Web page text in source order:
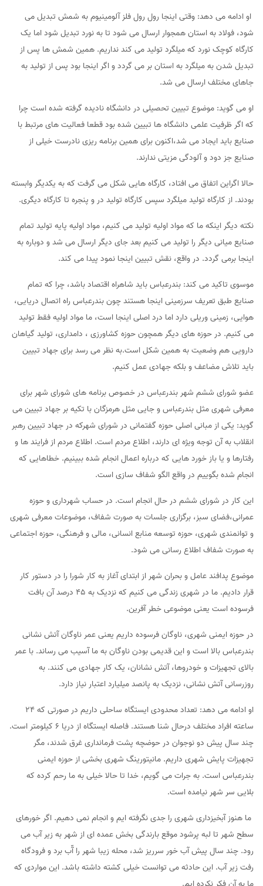
او ادامه می دهد: وقتی اینجا رول رول فلز آلومینیوم به شمش تبدیل می
شود، فولاد به استان همجوار ارسال می شود تا به نورد تبدیل شود اما یک
کارگاه کوچک نورد که میلگرد تولید می کند نداریم. همین شمش ها پس از
تبدیل شدن به میلگرد به استان بر می گردد و اگر اینجا بود پس از تولید به
جاهای مختلف ارسال می شد.
او می گوید: موضوع تبیین تحصیلی در دانشگاه نادیده گرفته شده است چرا
که اگر ظرفیت علمی دانشگاه ها تبیین شده بود قطعا فعالیت های مرتبط با
صنایع باید ایجاد می شد،اکنون برای همین برنامه ریزی نادرست خیلی از
صنایع جز دود و آلودگی مزیتی ندارند.
حالا اگراین اتفاق می افتاد، کارگاه هایی شکل می گرفت که به یکدیگر وابسته
بودند. از کارگاه تولید میلگرد سپس کارگاه تولید در و پنجره تا کارگاه دیگری.
نکته دیگر اینکه ما که مواد اولیه تولید می کنیم، مواد اولیه پایه تولید تمام
صنایع میانی دیگر را تولید می کنیم بعد جای دیگر ارسال می شد و دوباره به
اینجا برمی گردد. در واقع، نقش تبیین اینجا نمود پیدا می کند.
موسوی تاکید می کند: بندرعباس باید شاهراه اقتصاد باشد، چرا که تمام
صنایع طبق تعریف سرزمینی اینجا هستند چون بندرعباس راه اتصال دریایی،
هوایی، زمینی وریلی دارد اما درد اصلی اینجا است، ما مواد اولیه فقط تولید
می کنیم. در حوزه های دیگر همچون حوزه کشاورزی ، دامداری، تولید گیاهان
دارویی هم وضعیت به همین شکل است.به نظر می رسد برای جهاد تبیین
باید تلاش مضاعف و بلکه جهادی عمل کنیم.
عضو شورای ششم شهر بندرعباس در خصوص برنامه های شورای شهر برای
معرفی شهری مثل بندرعباس و جایی مثل هرمزگان با تکیه بر جهاد تبیین می
گوید: یکی از مبانی اصلی حوزه گفتمانی در شورای شهرکه در جهاد تبیین رهبر
انقلاب به آن توجه ویژه ای دارند، اطلاع مردم است. اطلاع مردم از فرایند ها و
رفتارها و یا باز خورد هایی که درباره اعمال انجام شده ببینیم. خطاهایی که
انجام شده بگوییم در واقع الگو شفاف سازی است.
این کار در شورای ششم در حال انجام است. در حساب شهرداری و حوزه
عمرانی،فضای سبز، برگزاری جلسات به صورت شفاف، موضوعات معرفی شهری
و توانمندی شهری، حوزه توسعه منابع انسانی، مالی و فرهنگی، حوزه اجتماعی
به صورت شفاف اطلاع رسانی می شود.
موضوع پدافند عامل و بحران شهر از ابتدای آغاز به کار شورا را در دستور کار
قرار دادیم. ما در شهری زندگی می کنیم که نزدیک به 45 درصد آن بافت
فرسوده است یعنی موضوعی خطر آفرین.
در حوزه ایمنی شهری، ناوگان فرسوده داریم یعنی عمر ناوگان آتش نشانی
بندرعباس بالا است و این قدیمی بودن ناوگان به ما آسیب می رساند. با عمر
بالای تجهیزات و خودروها، آتش نشانان، یک‌ کار جهادی می کنند. به
روزرسانی آتش نشانی، نزدیک به پانصد میلیارد اعتبار نیاز دارد.
او ادامه می دهد: تعداد محدودی ایستگاه ساحلی داریم در صورتی که ۲۴
ساعته افراد مختلف درحال شنا هستند. فاصله ایستگاه از دریا ۶ کیلومتر است.
چند سال پیش دو نوجوان در حوضچه پشت فرمانداری غرق شدند، مگر
تجهیزات پایش شهری داریم. مانیتورینگ شهری بخشی از حوزه ایمنی
بندرعباس است. به جرات می گویم، خدا تا حالا خیلی به ما رحم کرده که
بلایی سر شهر نیامده است.
ما هنوز آبخیزداری شهری را جدی نگرفته ایم و انجام نمی دهیم. اگر خورهای
سطح شهر تا لبه پرشود موقع بارندگی بخش عمده ای از شهر به زیر آب می
رود. چند سال پیش آب خور سرریز شد، محله زیبا شهر را آّب برد و فرودگاه
رفت زیر آب. این حادثه می توانست خیلی کشته داشته باشد. این مواردی که